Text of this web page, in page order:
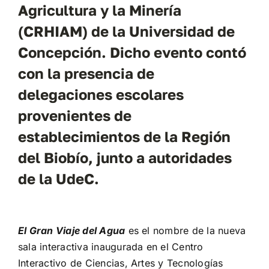
Agricultura y la Minería
(CRHIAM) de la Universidad de
Concepción. Dicho evento contó
con la presencia de
delegaciones escolares
provenientes de
establecimientos de la Región
del Biobío, junto a autoridades
de la UdeC.
El Gran Viaje del Agua es el nombre de la nueva
sala interactiva inaugurada en el Centro
Interactivo de Ciencias, Artes y Tecnologías